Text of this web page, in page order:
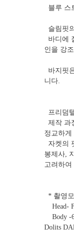
블루 스
슬림핏
바디에
인을 강
바지핏
니다.
프리덤
제작 과
정교하게
자켓의
봉제사,
고려하
* 촬영
Head-
Body -
Dolits